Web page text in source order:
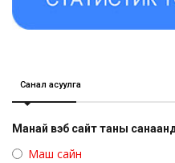
Санал асуулга
Манай вэб сайт таны
Маш сайн